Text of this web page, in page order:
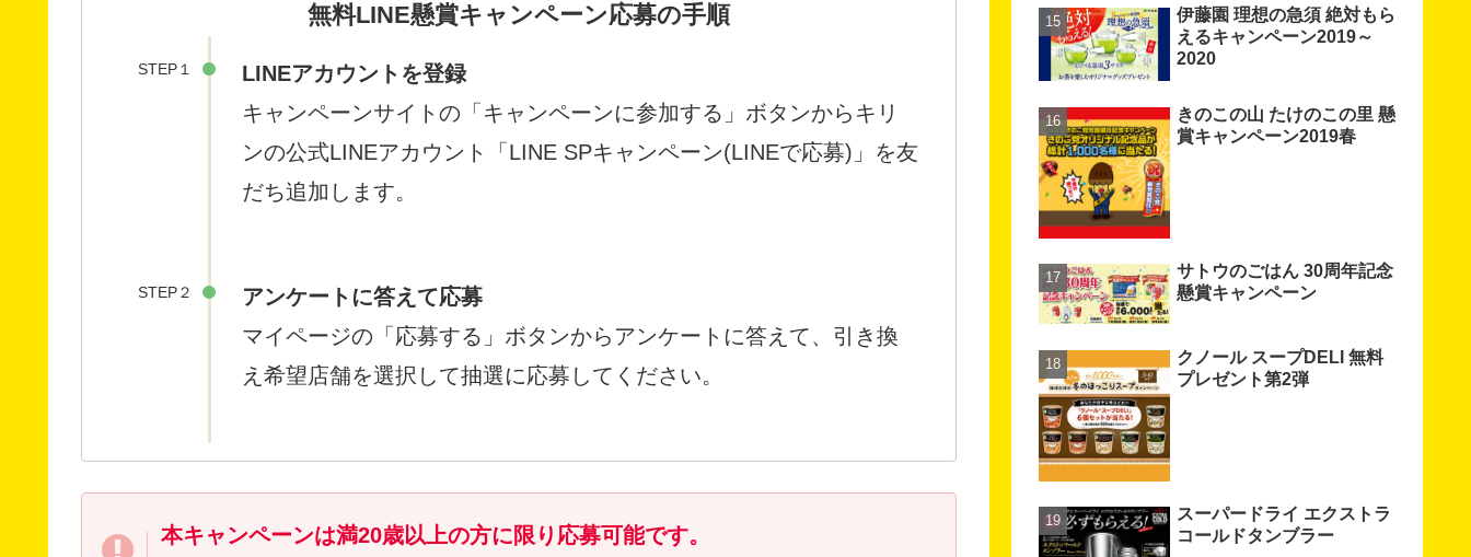
無料LINE懸賞キャンペーン応募の手順
STEP１
LINEアカウントを登録
キャンペーンサイトの「キャンペーンに参加する」ボタンからキリ
ンの公式LINEアカウント「LINE SPキャンペーン(LINEで応募)」を友
だち追加します。
STEP２
アンケートに答えて応募
マイページの「応募する」ボタンからアンケートに答えて、引き換
え希望店舗を選択して抽選に応募してください。
本キャンペーンは満20歳以上の方に限り応募可能です。
伊藤園 理想の急須 絶対もら
えるキャンペーン2019～
2020
きのこの山 たけのこの里 懸
賞キャンペーン2019春
サトウのごはん 30周年記念
懸賞キャンペーン
クノール スープDELI 無料
プレゼント第2弾
スーパードライ エクストラ
コールドタンブラー